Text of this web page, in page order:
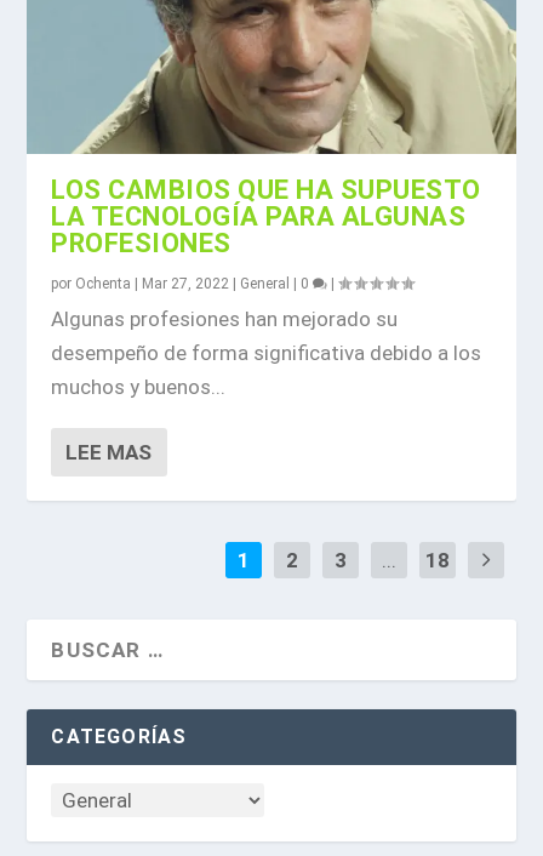
LOS CAMBIOS QUE HA SUPUESTO
LA TECNOLOGÍA PARA ALGUNAS
PROFESIONES
por Ochenta | Mar 27, 2022 | General | 0 |
Algunas profesiones han mejorado su
desempeño de forma significativa debido a los
muchos y buenos...
LEE MAS
1 2 3 18
CATEGORÍAS